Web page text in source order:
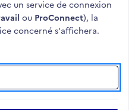
un service de connexion
ou ProConnect), la
concerné s'affichera.